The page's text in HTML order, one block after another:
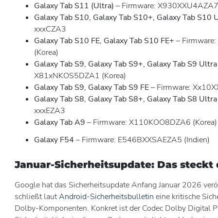
Galaxy Tab S11 (Ultra) – Firmware: X930XXU4AZA7
Galaxy Tab S10, Galaxy Tab S10+, Galaxy Tab S10
xxxCZA3
Galaxy Tab S10 FE, Galaxy Tab S10 FE+ –
(Korea)
Galaxy Tab S9, Galaxy Tab S9+, Galaxy Tab S9 Ultra
X81xNKOS5DZA1 (Korea)
Galaxy Tab S9, Galaxy Tab S9 FE– Firmware:
Galaxy Tab S8, Galaxy Tab S8+, Galaxy Tab S8 Ultra
xxxEZA3
Galaxy Tab A9 – Firmware: X110KOO8DZA6 (Korea)
Galaxy F54 – Firmware: E546BXXSAEZA5 (Indien)
Januar-Sicherheitsupdate: Das steckt
Google hat das Sicherheitsupdate Anfang Januar 2026
schließt lautAndroid-Sicherheitsbulletin eine kritische
Dolby-Komponenten. Konkret ist der Codec Dolby Digital